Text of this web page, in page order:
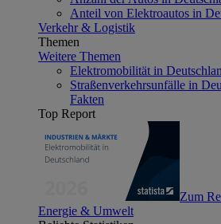
Anteil von Elektroautos in
Verkehr & Logistik
Themen
Weitere Themen
Elektromobilität in
Straßenverkehrsunfälle in
Fakten
Top Report
Zum
Energie & Umwelt